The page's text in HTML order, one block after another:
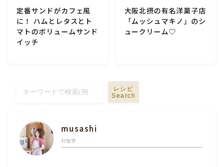
ソース・ドレッシング・たれ・ディップ類
ドリンク・シロップ・ジャム類
テーブルコーディネート・食器・調理器具
離乳食・キッズメニュー
定番サンドがカフェ風
に！ ハムとレタスとト
マトのボリュームサンド
イッチ
大阪北摂の有名洋菓子店
「ムッシュマキノ」のシ
ュークリーム♡
レシピ
Search
musashi
料理家